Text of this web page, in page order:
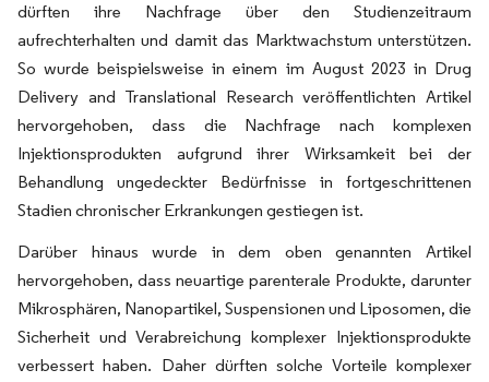
dürften ihre Nachfrage über den Studienzeitraum
aufrechterhalten und damit das Marktwachstum unterstützen.
So wurde beispielsweise in einem im August 2023 in Drug
Delivery and Translational Research veröffentlichten Artikel
hervorgehoben, dass die Nachfrage nach komplexen
Injektionsprodukten aufgrund ihrer Wirksamkeit bei der
Behandlung ungedeckter Bedürfnisse in fortgeschrittenen
Stadien chronischer Erkrankungen gestiegen ist.
Darüber hinaus wurde in dem oben genannten Artikel
hervorgehoben, dass neuartige parenterale Produkte, darunter
Mikrosphären, Nanopartikel, Suspensionen und Liposomen, die
Sicherheit und Verabreichung komplexer Injektionsprodukte
verbessert haben. Daher dürften solche Vorteile komplexer